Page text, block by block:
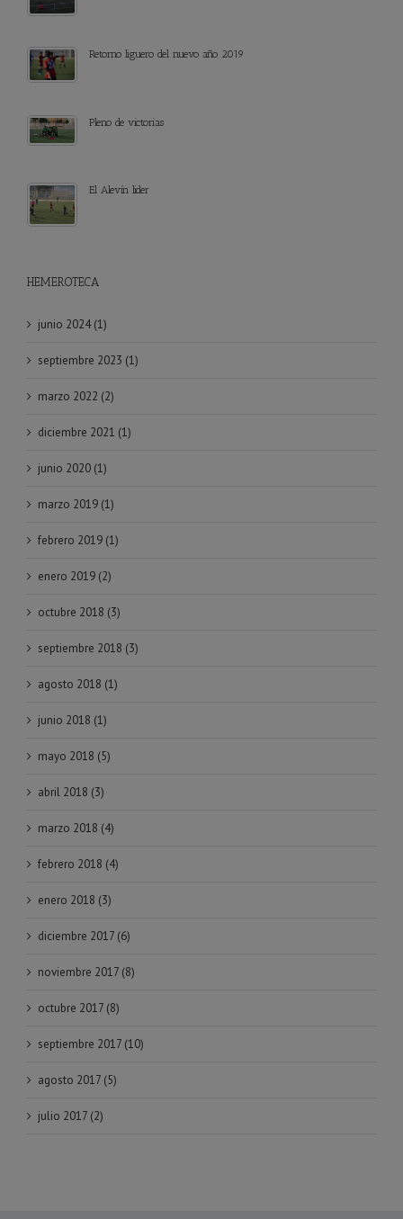
Retorno liguero del nuevo año 2019
Pleno de victorias
El Alevín lider
HEMEROTECA
junio 2024 (1)
septiembre 2023 (1)
marzo 2022 (2)
diciembre 2021 (1)
junio 2020 (1)
marzo 2019 (1)
febrero 2019 (1)
enero 2019 (2)
octubre 2018 (3)
septiembre 2018 (3)
agosto 2018 (1)
junio 2018 (1)
mayo 2018 (5)
abril 2018 (3)
marzo 2018 (4)
febrero 2018 (4)
enero 2018 (3)
diciembre 2017 (6)
noviembre 2017 (8)
octubre 2017 (8)
septiembre 2017 (10)
agosto 2017 (5)
julio 2017 (2)